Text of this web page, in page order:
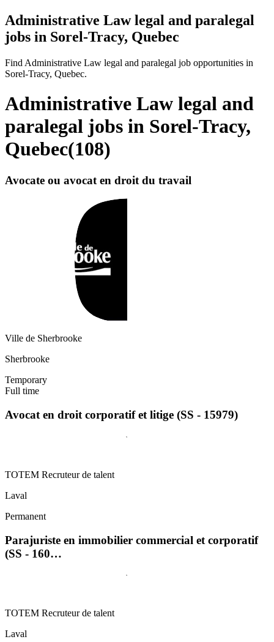
Administrative Law legal and paralegal
jobs in Sorel-Tracy, Quebec
Find Administrative Law legal and paralegal job opportunities in
Sorel-Tracy, Quebec.
Administrative Law legal and
paralegal jobs in Sorel-Tracy,
Quebec(108)
Avocate ou avocat en droit du travail
Ville de Sherbrooke
Sherbrooke
Temporary
Full time
Avocat en droit corporatif et litige (SS - 15979)
TOTEM Recruteur de talent
Laval
Permanent
Parajuriste en immobilier commercial et corporatif
(SS - 160…
TOTEM Recruteur de talent
Laval